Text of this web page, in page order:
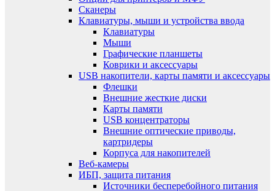
Сканеры
Клавиатуры, мыши и устройства ввода
Клавиатуры
Мыши
Графические планшеты
Коврики и аксессуары
USB накопители, карты памяти и аксессуары
Флешки
Внешние жесткие диски
Карты памяти
USB концентраторы
Внешние оптические приводы,
картридеры
Корпуса для накопителей
Веб-камеры
ИБП, защита питания
Источники бесперебойного питания